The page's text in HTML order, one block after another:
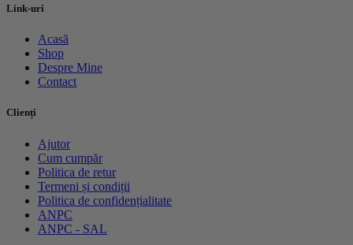
Link-uri
Acasă
Shop
Despre Mine
Contact
Clienți
Ajutor
Cum cumpăr
Politica de retur
Termeni și condiții
Politica de confidențialitate
ANPC
ANPC - SAL